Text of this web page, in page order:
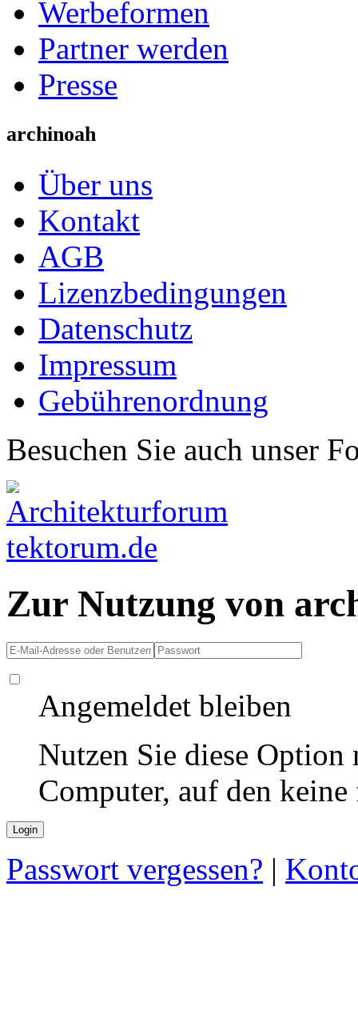
Werbeformen
Partner werden
Presse
archinoah
Über uns
Kontakt
AGB
Lizenzbedingungen
Datenschutz
Impressum
Gebührenordnung
Besuchen Sie auch unser
Zur Nutzung von
Angemeldet bleiben
Nutzen Sie diese
Computer, auf den
Passwort vergessen? |